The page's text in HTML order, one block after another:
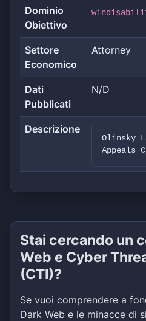
Dominio
Obiettivo
Settore
Economico
Attorney
Dati
Pubblicati
N/D
Descrizione
Olinsky
Appeals
Stai cercando un
Web e Cyber
(CTI)?
Se vuoi comprendere a
Dark Web e le minacce di